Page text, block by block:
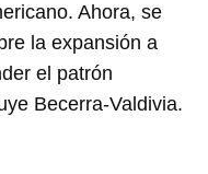
Ahora, se
la expansión a
el patrón
Becerra-Valdivia.